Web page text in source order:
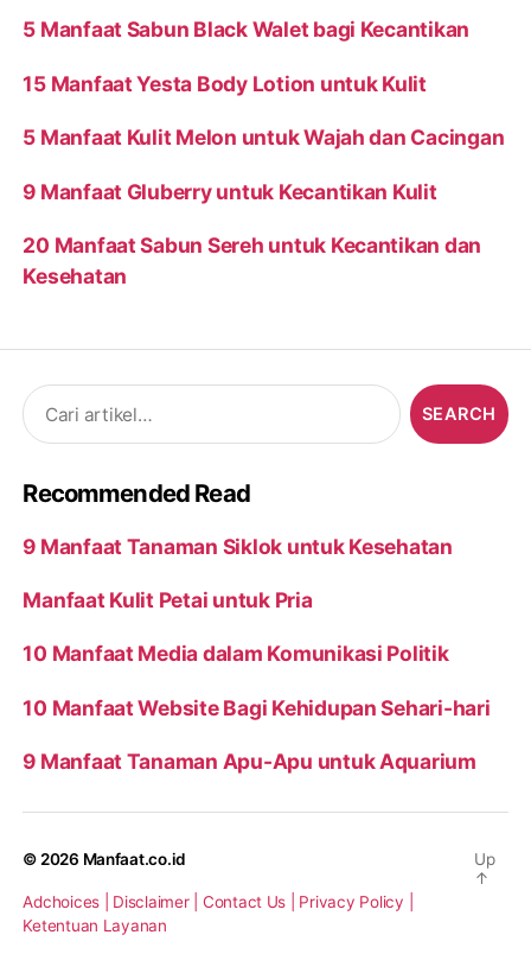
5 Manfaat Sabun Black Walet bagi Kecantikan
15 Manfaat Yesta Body Lotion untuk Kulit
5 Manfaat Kulit Melon untuk Wajah dan Cacingan
9 Manfaat Gluberry untuk Kecantikan Kulit
20 Manfaat Sabun Sereh untuk Kecantikan dan
Kesehatan
Search
for:
Recommended Read
9 Manfaat Tanaman Siklok untuk Kesehatan
Manfaat Kulit Petai untuk Pria
10 Manfaat Media dalam Komunikasi Politik
10 Manfaat Website Bagi Kehidupan Sehari-hari
9 Manfaat Tanaman Apu-Apu untuk Aquarium
© 2026 Manfaat.co.id
Adchoices | Disclaimer | Contact Us | Privacy Policy |
Ketentuan Layanan
Up
↑